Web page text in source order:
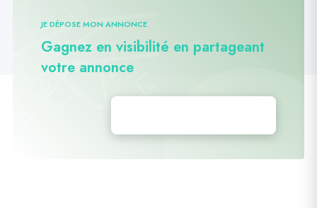
JE DÉPOSE MON ANNONCE
Gagnez en visibilité en partageant
votre annonce